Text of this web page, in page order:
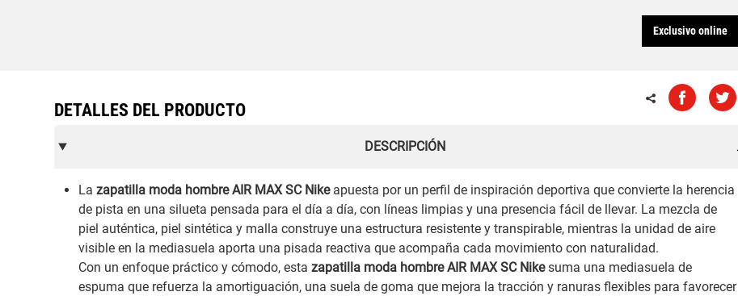
Exclusivo online
DETALLES DEL PRODUCTO
DESCRIPCIÓN
Lazapatilla moda hombre AIR MAX SC Nikeapuesta por un perfil de inspiración deportiva que convierte la herencia
de pista en una silueta pensada para el día a día, con líneas limpias y una presencia fácil de llevar. La mezcla de
piel auténtica, piel sintética y malla construye una estructura resistente y transpirable, mientras la unidad de aire
visible en la mediasuela aporta una pisada reactiva que acompaña cada movimiento con naturalidad.
Con un enfoque práctico y cómodo, estazapatilla moda hombre AIR MAX SC Nikesuma una mediasuela de
espuma que refuerza la amortiguación, una suela de goma que mejora la tracción y ranuras flexibles para favorecer